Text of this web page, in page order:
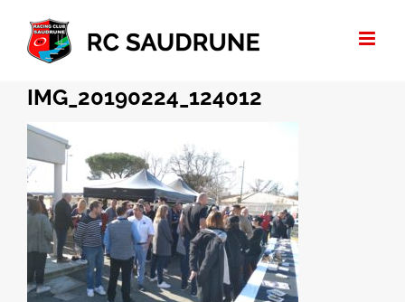
Passer
contenu
IMG_20190224_124012